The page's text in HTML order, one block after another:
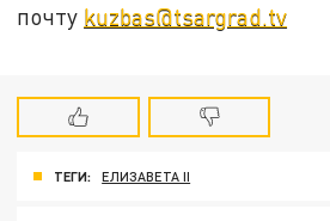
почту kuzbas@tsargrad.tv
ТЕГИ: ЕЛИЗАВЕТА II